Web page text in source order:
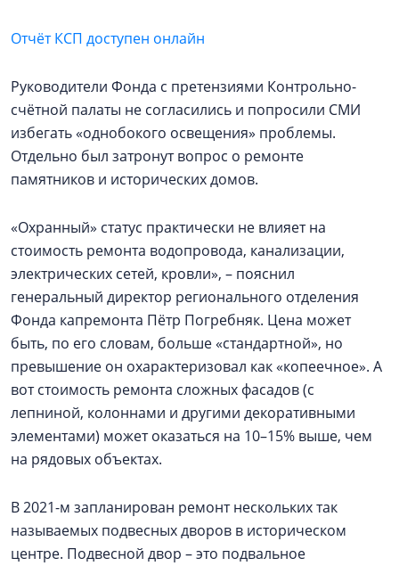
Отчёт КСП доступен онлайн
Руководители Фонда с претензиями Контрольно-
счётной палаты не согласились и попросили СМИ
избегать «однобокого освещения» проблемы.
Отдельно был затронут вопрос о ремонте
памятников и исторических домов.
«Охранный» статус практически не влияет на
стоимость ремонта водопровода, канализации,
электрических сетей, кровли», – пояснил
генеральный директор регионального отделения
Фонда капремонта Пётр Погребняк. Цена может
быть, по его словам, больше «стандартной», но
превышение он охарактеризовал как «копеечное». А
вот стоимость ремонта сложных фасадов (с
лепниной, колоннами и другими декоративными
элементами) может оказаться на 10–15% выше, чем
на рядовых объектах.
В 2021-м запланирован ремонт нескольких так
называемых подвесных дворов в историческом
центре. Подвесной двор – это подвальное